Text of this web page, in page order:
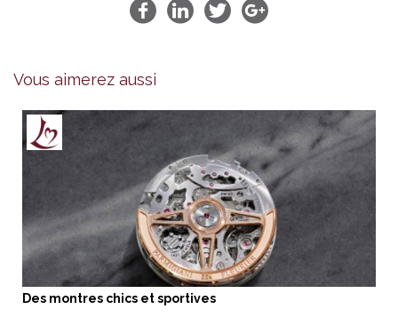
Vous aimerez aussi
Des montres chics et sportives